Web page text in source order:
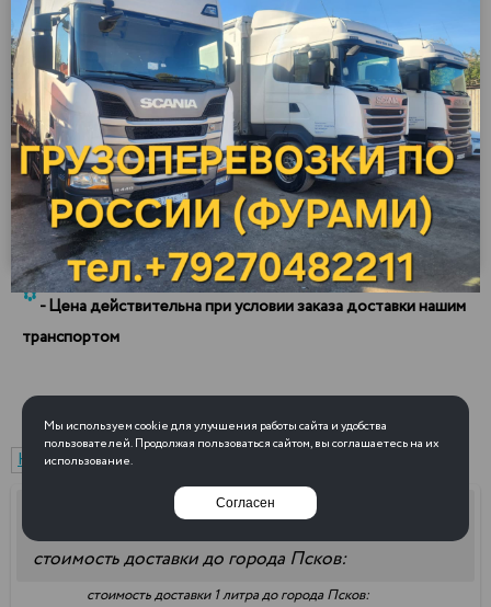
Масло индустриальное гидравлическое МГ-8
Нижнекамск, АО "ТАНЕКО"
140 000 р.*
цена за тонну
0.820
плотность
114.80 р.*
цена за
литр
Масло базовое изопарафиновое ТАТНЕФТЬ
VHVI-6
Нижнекамск, АО "ТАНЕКО"
127 800 р.*
цена за тонну
0.825
плотность
105.43 р.*
цена за
литр
*- Цена действительна при условии заказа доставки нашим
транспортом
Нижнекамск (АО "ТАНЕКО")
куб.
стоимость доставки до города Псков:
стоимость доставки 1 литра до города Псков:
Мы используем cookie для улучшения работы сайта и удобства
пользователей. Продолжая пользоваться сайтом, вы соглашаетесь на их
использование.
Согласен